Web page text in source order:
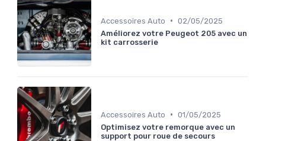
Accessoires Auto • 02/05/2025
Améliorez votre Peugeot 205 avec un
kit carrosserie
Accessoires Auto • 01/05/2025
Optimisez votre remorque avec un
support pour roue de secours